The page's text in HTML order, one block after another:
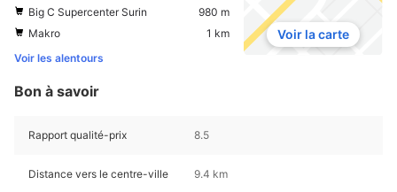
Big C Supercenter Surin
980 m
Makro
1 km
Voir les alentours
Voir la carte
Bon à savoir
Rapport qualité-prix 8.5
Distance vers le centre-ville 9.4 km